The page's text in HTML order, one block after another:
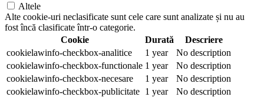
Altele
Alte cookie-uri neclasificate sunt cele care sunt analizate și nu au
fost încă clasificate într-o categorie.
Cookie
Durată
Descriere
cookielawinfo-checkbox-analitice
1 year
No description
cookielawinfo-checkbox-functionale 1 year
No description
cookielawinfo-checkbox-necesare
1 year
No description
cookielawinfo-checkbox-publicitate 1 year
No description